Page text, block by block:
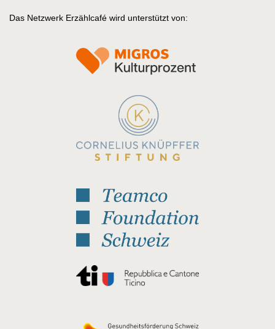
Das Netzwerk Erzählcafé wird unterstützt von: